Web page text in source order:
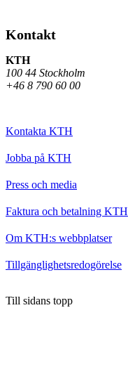
Kontakt
KTH
100 44 Stockholm
+46 8 790 60 00
Kontakta KTH
Jobba på KTH
Press och media
Faktura och betalning KTH
Om KTH:s webbplatser
Tillgänglighetsredogörelse
Till sidans topp